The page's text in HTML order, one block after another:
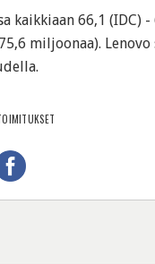
kaikkiaan 66,1 (IDC) -
miljoonaa).